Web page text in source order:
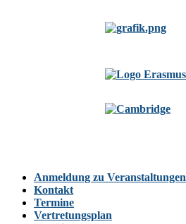
Anmeldung zu Veranstaltungen
Kontakt
Termine
Vertretungsplan